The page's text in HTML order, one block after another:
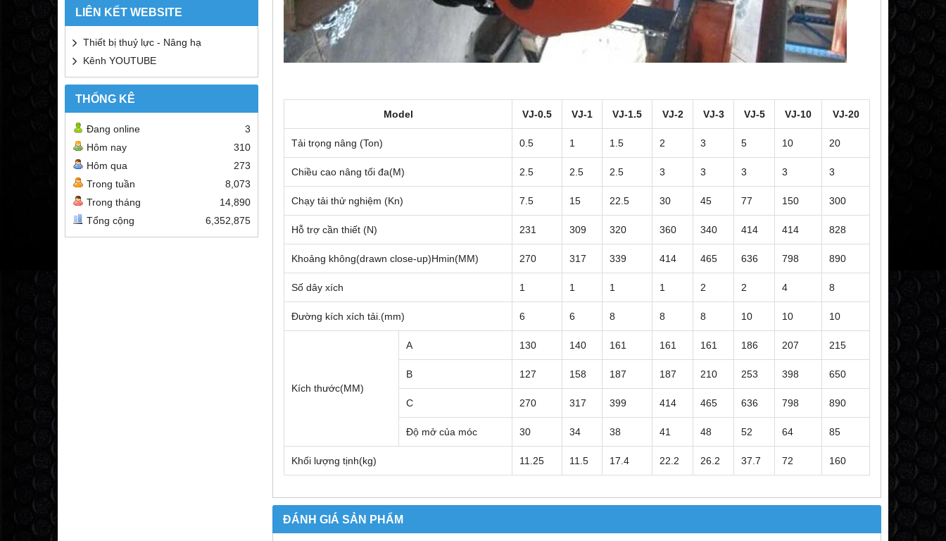
LIÊN KẾT WEBSITE
Thiết bị thuỷ lực - Nâng hạ
Kênh YOUTUBE
THỐNG KÊ
Đang online
3
Hôm nay
310
Hôm qua
273
Trong tuần
8,073
Trong tháng
14,890
Tổng cộng
6,352,875
Model VJ-0.5 VJ-1 VJ-1.5 VJ-2 VJ-3 VJ-5 VJ-10 VJ-20
Tải trọng nâng (Ton) 0.5 1 1.5 2 3 5 10 20
Chiều cao nâng tối đa(M) 2.5 2.5 2.5 3 3 3 3 3
Chạy tải thử nghiệm (Kn) 7.5 15 22.5 30 45 77 150 300
Hỗ trợ cần thiết (N) 231 309 320 360 340 414 414 828
Khoảng không(drawn close-up)Hmin(MM) 270 317 339 414 465 636 798 890
Số dây xích 1 1 1 1 2 2 4 8
Đường kích xích tải.(mm) 6 6 8 8 8 10 10 10
Kích thước(MM)
A 130 140 161 161 161 186 207 215
B 127 158 187 187 210 253 398 650
C 270 317 399 414 465 636 798 890
Độ mở của móc 30 34 38 41 48 52 64 85
Khối lượng tịnh(kg) 11.25 11.5 17.4 22.2 26.2 37.7 72 160
ĐÁNH GIÁ SẢN PHẨM